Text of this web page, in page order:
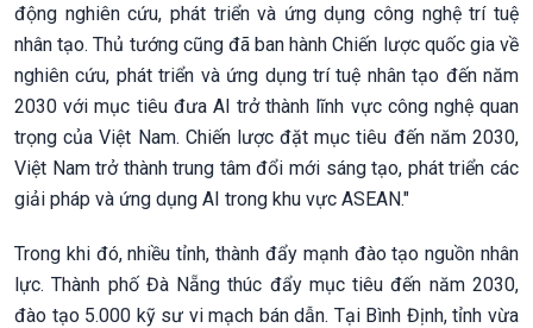
động nghiên cứu, phát triển và ứng dụng công nghệ trí tuệ
nhân tạo. Thủ tướng cũng đã ban hành Chiến lược quốc gia về
nghiên cứu, phát triển và ứng dụng trí tuệ nhân tạo đến năm
2030 với mục tiêu đưa AI trở thành lĩnh vực công nghệ quan
trọng của Việt Nam. Chiến lược đặt mục tiêu đến năm 2030,
Việt Nam trở thành trung tâm đổi mới sáng tạo, phát triển các
giải pháp và ứng dụng AI trong khu vực ASEAN."
Trong khi đó, nhiều tỉnh, thành đẩy mạnh đào tạo nguồn nhân
lực. Thành phố Đà Nẵng thúc đẩy mục tiêu đến năm 2030,
đào tạo 5.000 kỹ sư vi mạch bán dẫn. Tại Bình Định, tỉnh vừa